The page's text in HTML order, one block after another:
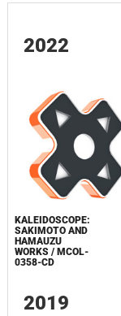
2022
KALEIDOSCOPE:
SAKIMOTO AND
HAMAUZU
WORKS / MCOL-
0358-CD
2019